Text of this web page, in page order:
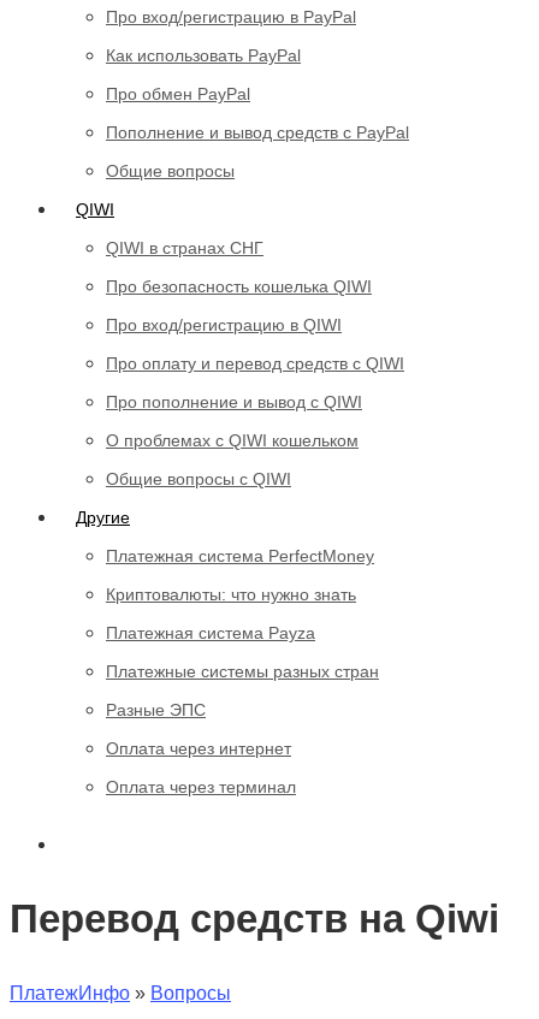
Про вход/регистрацию в PayPal
Как использовать PayPal
Про обмен PayPal
Пополнение и вывод средств с PayPal
Общие вопросы
QIWI
QIWI в странах СНГ
Про безопасность кошелька QIWI
Про вход/регистрацию в QIWI
Про оплату и перевод средств c QIWI
Про пополнение и вывод с QIWI
О проблемах с QIWI кошельком
Общие вопросы с QIWI
Другие
Платежная система PerfectMoney
Криптовалюты: что нужно знать
Платежная система Payza
Платежные системы разных стран
Разные ЭПС
Оплата через интернет
Оплата через терминал
Перевод средств на Qiwi
ПлатежИнфо » Вопросы